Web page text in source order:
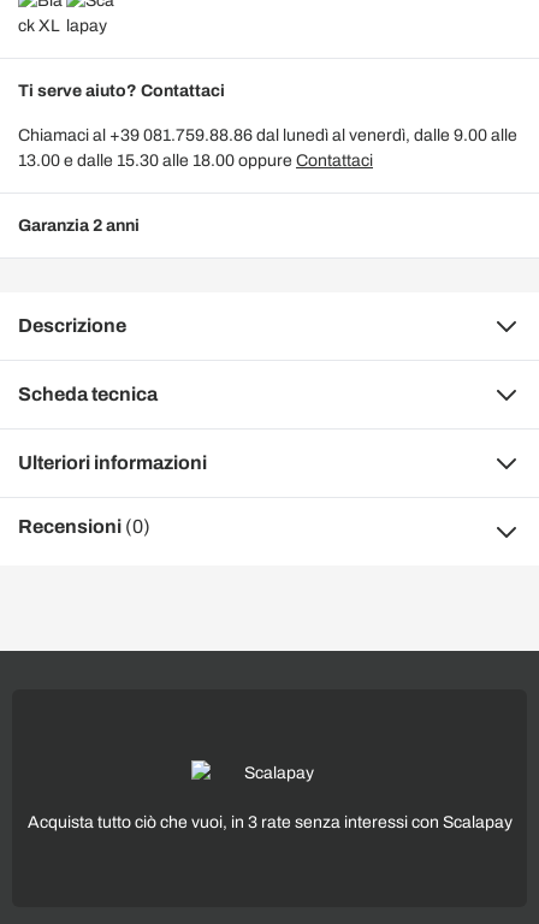
Ti serve aiuto? Contattaci
Chiamaci al +39 081.759.88.86 dal lunedì al venerdì, dalle 9.00 alle
13.00 e dalle 15.30 alle 18.00 oppure Contattaci
Garanzia 2 anni
Descrizione
Scheda tecnica
Ulteriori informazioni
Recensioni (0)
Acquista tutto ciò che vuoi, in 3 rate senza interessi con Scalapay